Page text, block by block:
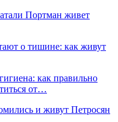
Портман живет
о тишине: как живут
как правильно
от…
и живут Петросян